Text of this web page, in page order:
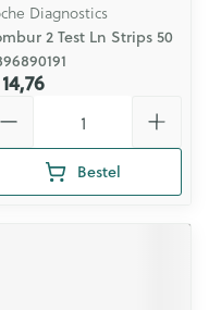
Diagnostics
2 Test Ln Strips 50
Bestel